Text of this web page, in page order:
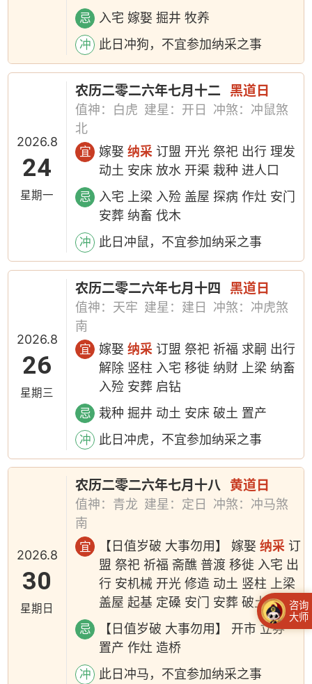
忌 入宅 嫁娶 掘井 牧养
冲 此日冲狗，不宜参加纳采之事
2026.8
24
星期一
农历二零二六年七月十二 黑道日
值神：白虎 建星：开日
冲煞：冲鼠煞
北
宜 嫁娶纳采 订盟 开光 祭祀 出行 理发
动土 安床 放水 开渠 栽种 进人口
忌
入宅 上梁 入殓 盖屋 探病 作灶 安门
安葬 纳畜 伐木
冲 此日冲鼠，不宜参加纳采之事
2026.8
26
星期三
农历二零二六年七月十四 黑道日
值神：天牢 建星：建日
冲煞：冲虎煞
南
宜 嫁娶纳采 订盟 祭祀 祈福 求嗣 出行
解除 竖柱 入宅 移徙 纳财 上梁 纳畜
入殓 安葬 启钻
忌 栽种 掘井 动土 安床 破土 置产
冲 此日冲虎，不宜参加纳采之事
2026.8
30
星期日
农历二零二六年七月十八 黄道日
值神：青龙 建星：定日
冲煞：冲马煞
南
宜 【日值岁破 大事勿用】 嫁娶纳采 订
盟 祭祀 祈福 斋醮 普渡 移徙 入宅 出
行 安机械 开光 修造 动土 竖柱 上梁
盖屋 起基 定磉 安门 安葬 破土
忌
【日值岁破 大事勿用】 开市 立券
置产 作灶 造桥
冲 此日冲马，不宜参加纳采之事
咨询
大师